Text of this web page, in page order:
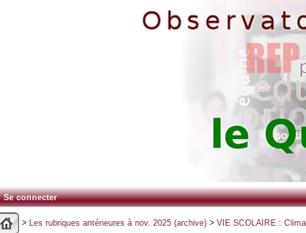
Se connecter
> Les rubriques antérieures à nov. 2025 (archive)> VIE SCOLAIRE :